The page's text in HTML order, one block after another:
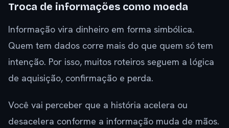
Troca de informações como moeda
Informação vira dinheiro em forma simbólica.
Quem tem dados corre mais do que quem só tem
intenção. Por isso, muitos roteiros seguem a lógica
de aquisição, confirmação e perda.
Você vai perceber que a história acelera ou
desacelera conforme a informação muda de mãos.